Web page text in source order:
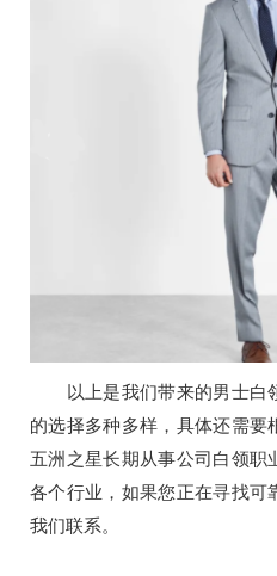
以上是我们带来的男士白
的选择多种多样，具体还需要
五洲之星长期从事公司白领职
各个行业，如果您正在寻找
我们联系。